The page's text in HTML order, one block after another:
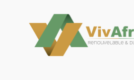
contenu